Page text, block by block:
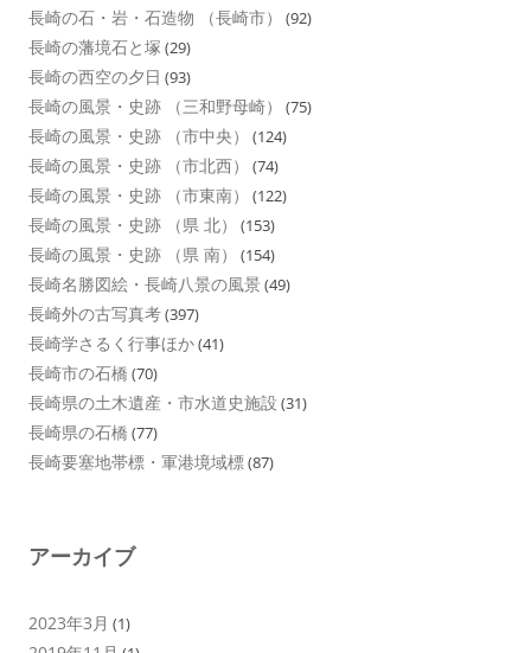
長崎の石・岩・石造物 （長崎市） (92)
長崎の藩境石と塚 (29)
長崎の西空の夕日 (93)
長崎の風景・史跡 （三和野母崎） (75)
長崎の風景・史跡 （市中央） (124)
長崎の風景・史跡 （市北西） (74)
長崎の風景・史跡 （市東南） (122)
長崎の風景・史跡 （県 北） (153)
長崎の風景・史跡 （県 南） (154)
長崎名勝図絵・長崎八景の風景 (49)
長崎外の古写真考(397)
長崎学さるく行事ほか(41)
長崎市の石橋 (70)
長崎県の土木遺産・市水道史施設 (31)
長崎県の石橋 (77)
長崎要塞地帯標・軍港境域標(87)
アーカイブ
2023年3月 (1)